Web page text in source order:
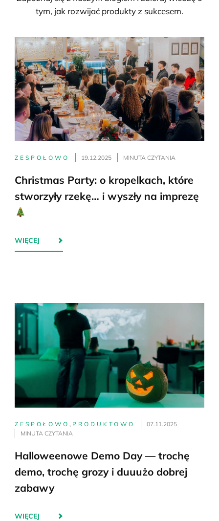
tym, jak rozwijać produkty z sukcesem.
ZESPOŁOWO 19.12.2025 MINUTA CZYTANIA
Christmas Party: o kropelkach, które
stworzyły rzekę… i wyszły na imprezę
WIĘCEJ
ZESPOŁOWO , PRODUKTOWO
07.11.2025
MINUTA CZYTANIA
Halloweenowe Demo Day — trochę
demo, trochę grozy i duuużo dobrej
zabawy
WIĘCEJ